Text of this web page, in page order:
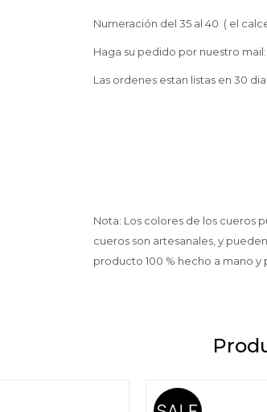
Numeración del 35 al 40 ( el
Haga su pedido por nuestro
Las ordenes estan listas en 30
Nota: Los colores de los cueros
cueros son artesanales, y
producto 100 % hecho a mano